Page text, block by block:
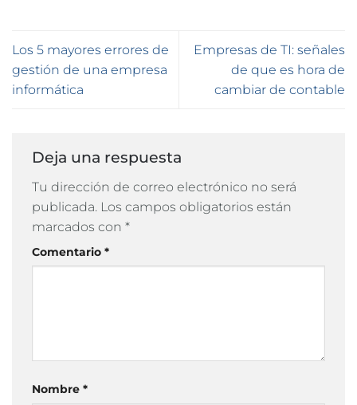
Los 5 mayores errores de
gestión de una empresa
informática
Empresas de TI: señales
de que es hora de
cambiar de contable
Deja una respuesta
Tu dirección de correo electrónico no será
publicada. Los campos obligatorios están
marcados con *
Comentario *
Nombre *